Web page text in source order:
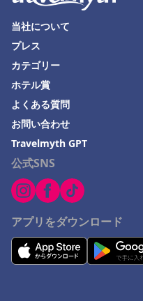
公式SNS
アプリをダウンロード
当社について
プレス
カテゴリー
ホテル賞
よくある質問
お問い合わせ
Travelmyth GPT